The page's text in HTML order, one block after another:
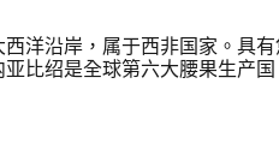
西洋沿岸，属于西非国家。具
比绍是全球第六大腰果生产